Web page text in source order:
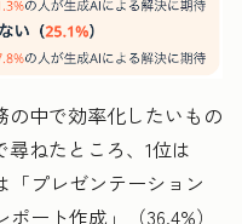
中で効率化したいもの
ねたところ、1位は
「プレゼンテーション
ート作成」（36.4%）